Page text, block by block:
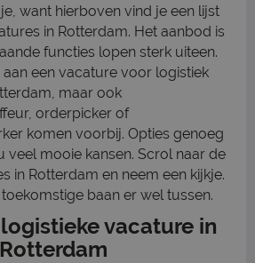
want hierboven vind je een lijst
in Rotterdam. Het aanbod is
functies lopen sterk uiteen.
een vacature voor logistiek
maar ook
orderpicker of
komen voorbij. Opties genoeg
veel mooie kansen. Scrol naar de
in Rotterdam en neem een kijkje.
baan er wel tussen.
vacature in
Rotterdam